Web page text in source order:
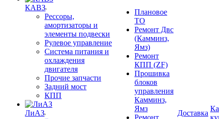
КАВЗ
Рессоры,
амортизаторы и
элементы подвески
Рулевое управление
Система питания и
охлаждения
двигателя
Прочие запчасти
Задний мост
КПП
ЛиАЗ
Плановое
ТО
Ремонт Двс
(Камминз,
Ямз)
Ремонт
КПП (ZF)
Прошивка
блоков
управления
Камминз,
Ямз
Ремонт
Доставка